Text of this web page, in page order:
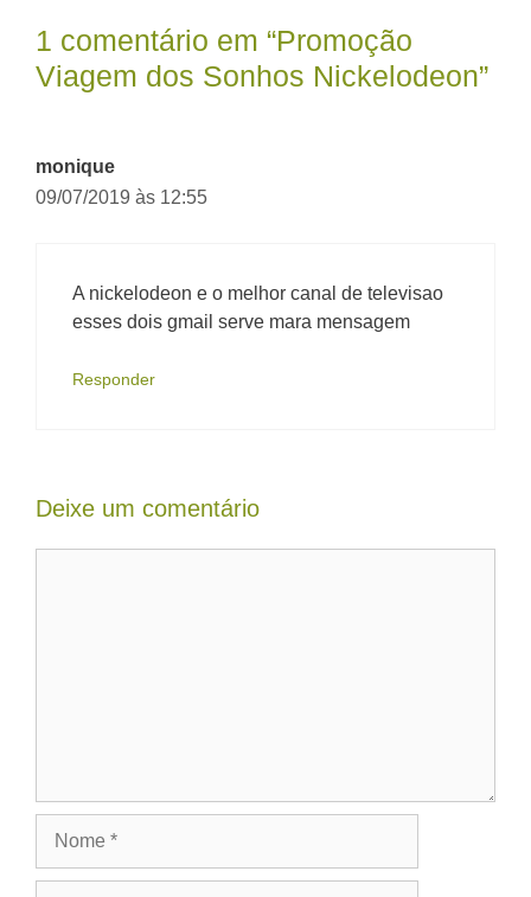
1 comentário em “Promoção
Viagem dos Sonhos Nickelodeon”
monique
09/07/2019 às 12:55
A nickelodeon e o melhor canal de televisao
esses dois gmail serve mara mensagem
Responder
Deixe um comentário